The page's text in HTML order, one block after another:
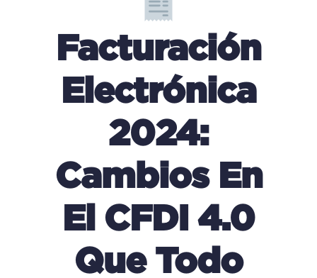
Facturación
Electrónica
2024:
Cambios En
El CFDI 4.0
Que Todo